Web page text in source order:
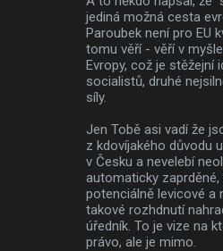
jediná možná cesta
Paroubek není pro EU
tomu věří - věří v
Evropy, což je stěžejní
socialistů, druhé
síly.
Jen Tobě asi vadí že
z kdovíjakého důvodu
v Česku a nevelebí
automaticky
potenciálně levicové a
takové rozhdnutí
úředník. To je vize na
právo, ale je mimo.